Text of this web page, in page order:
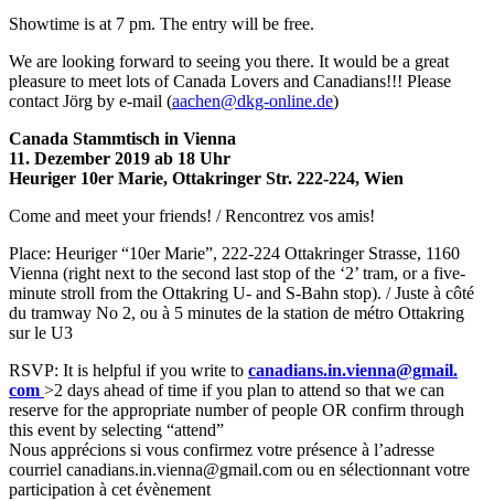
Showtime is at 7 pm. The entry will be free.
We are looking forward to seeing you there. It would be a great
pleasure to meet lots of Canada Lovers and Canadians!!! Please
contact Jörg by e-mail (aachen@dkg-online.de)
Canada Stammtisch in Vienna
11. Dezember 2019 ab 18 Uhr
Heuriger 10er Marie, Ottakringer Str. 222-224, Wien
Come and meet your friends! / Rencontrez vos amis!
Place: Heuriger “10er Marie”, 222-224 Ottakringer Strasse, 1160
Vienna (right next to the second last stop of the ‘2’ tram, or a five-
minute stroll from the Ottakring U- and S-Bahn stop). / Juste à côté
du tramway No 2, ou à 5 minutes de la station de métro Ottakring
sur le U3
RSVP: It is helpful if you write to canadians.in.vienna@gmail.
com >2 days ahead of time if you plan to attend so that we can
reserve for the appropriate number of people OR confirm through
this event by selecting “attend”
Nous apprécions si vous confirmez votre présence à l’adresse
courriel canadians.in.vienna@gmail.com ou en sélectionnant votre
participation à cet évènement